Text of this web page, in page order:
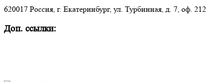
620017 Россия, г. Екатеринбург, ул. Турбинная, д. 7, оф. 212
Доп. ссылки: